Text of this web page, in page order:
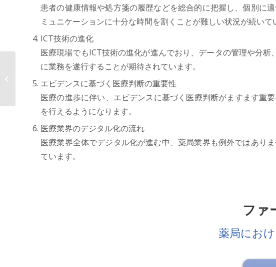
患者の健康情報や処方箋の履歴などを総合的に把握し、個別に
ミュニケーションに十分な時間を割くことが難しい状況が続いて
ICT技術の進化
医療現場でもICT技術の進化が進んでおり、データの管理や分
に業務を遂行することが期待されています。
エビデンスに基づく医療判断の重要性
医療の進歩に伴い、エビデンスに基づく医療判断がますます重
を行えるようになります。
医療業界のデジタル化の流れ
医療業界全体でデジタル化が進む中、薬局業界も例外ではあり
ています。
ファ
薬局にお
AOSデータ社、プライバシーテック
で個人情報管理の効率化...